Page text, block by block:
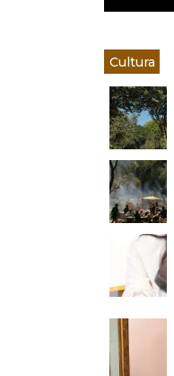
Cultura